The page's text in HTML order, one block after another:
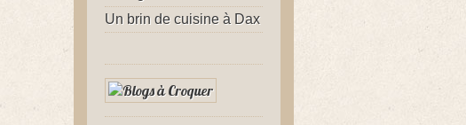
Un brin de cuisine à Dax